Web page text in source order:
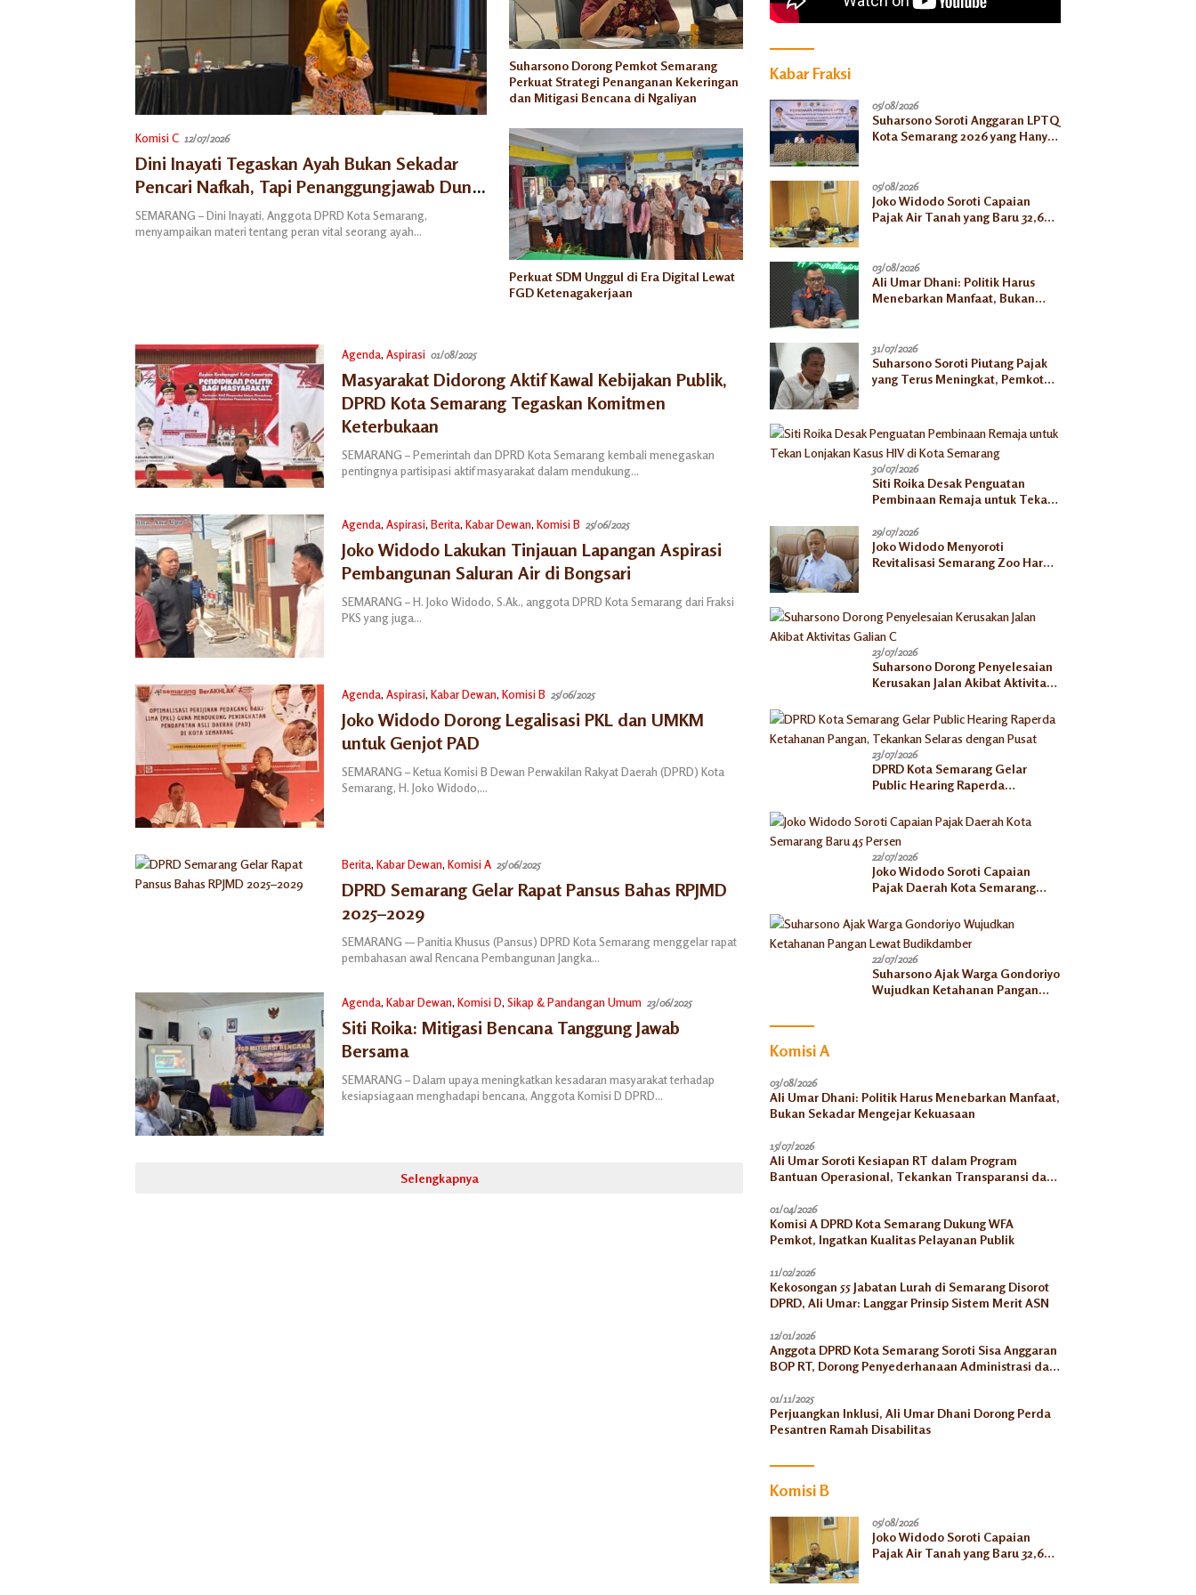
Komisi C 12/07/2026
Dini Inayati Tegaskan Ayah Bukan Sekadar
Pencari Nafkah, Tapi Penanggungjawab Dunia
Akhirat
SEMARANG – Dini Inayati, Anggota DPRD Kota Semarang,
menyampaikan materi tentang peran vital seorang ayah…
Suharsono Dorong Pemkot Semarang
Perkuat Strategi Penanganan Kekeringan
dan Mitigasi Bencana di Ngaliyan
Perkuat SDM Unggul di Era Digital Lewat
FGD Ketenagakerjaan
Agenda, Aspirasi 01/08/2025
Masyarakat Didorong Aktif Kawal Kebijakan Publik,
DPRD Kota Semarang Tegaskan Komitmen
Keterbukaan
SEMARANG – Pemerintah dan DPRD Kota Semarang kembali menegaskan
pentingnya partisipasi aktif masyarakat dalam mendukung…
Agenda, Aspirasi, Berita, Kabar Dewan, Komisi B 25/06/2025
Joko Widodo Lakukan Tinjauan Lapangan Aspirasi
Pembangunan Saluran Air di Bongsari
SEMARANG – H. Joko Widodo, S.Ak., anggota DPRD Kota Semarang dari Fraksi
PKS yang juga…
Agenda, Aspirasi, Kabar Dewan, Komisi B 25/06/2025
Joko Widodo Dorong Legalisasi PKL dan UMKM
untuk Genjot PAD
SEMARANG – Ketua Komisi B Dewan Perwakilan Rakyat Daerah (DPRD) Kota
Semarang, H. Joko Widodo,…
Berita, Kabar Dewan, Komisi A 25/06/2025
DPRD Semarang Gelar Rapat Pansus Bahas RPJMD
2025–2029
SEMARANG — Panitia Khusus (Pansus) DPRD Kota Semarang menggelar rapat
pembahasan awal Rencana Pembangunan Jangka…
Agenda, Kabar Dewan, Komisi D, Sikap & Pandangan Umum 23/06/2025
Siti Roika: Mitigasi Bencana Tanggung Jawab
Bersama
SEMARANG – Dalam upaya meningkatkan kesadaran masyarakat terhadap
kesiapsiagaan menghadapi bencana, Anggota Komisi D DPRD…
Selengkapnya
Kabar Fraksi
05/08/2026
Suharsono Soroti Anggaran LPTQ
Kota Semarang 2026 yang Hanya
05/08/2026
Joko Widodo Soroti Capaian
Pajak Air Tanah yang Baru 32,66
03/08/2026
Ali Umar Dhani: Politik Harus
Menebarkan Manfaat, Bukan
31/07/2026
Suharsono Soroti Piutang Pajak
yang Terus Meningkat, Pemkot
30/07/2026
Siti Roika Desak Penguatan
Pembinaan Remaja untuk Tekan
Semarang
29/07/2026
Joko Widodo Menyoroti
Revitalisasi Semarang Zoo Harus
23/07/2026
Suharsono Dorong Penyelesaian
Kerusakan Jalan Akibat Aktivitas
23/07/2026
DPRD Kota Semarang Gelar
Public Hearing Raperda
Selaras dengan Pusat
22/07/2026
Joko Widodo Soroti Capaian
Pajak Daerah Kota Semarang
22/07/2026
Suharsono Ajak Warga Gondoriyo
Wujudkan Ketahanan Pangan
Komisi A
03/08/2026
Ali Umar Dhani: Politik Harus Menebarkan Manfaat,
Bukan Sekadar Mengejar Kekuasaan
15/07/2026
Ali Umar Soroti Kesiapan RT dalam Program
Bantuan Operasional, Tekankan Transparansi dan
01/04/2026
Komisi A DPRD Kota Semarang Dukung WFA
Pemkot, Ingatkan Kualitas Pelayanan Publik
11/02/2026
Kekosongan 55 Jabatan Lurah di Semarang Disorot
DPRD, Ali Umar: Langgar Prinsip Sistem Merit ASN
12/01/2026
Anggota DPRD Kota Semarang Soroti Sisa Anggaran
BOP RT, Dorong Penyederhanaan Administrasi dan
01/11/2025
Perjuangkan Inklusi, Ali Umar Dhani Dorong Perda
Pesantren Ramah Disabilitas
Komisi B
05/08/2026
Joko Widodo Soroti Capaian
Pajak Air Tanah yang Baru 32,66